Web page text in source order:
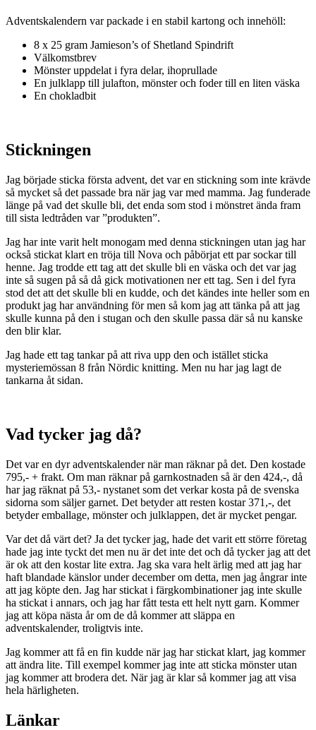
Adventskalendern var packade i en stabil kartong och innehöll:
8 x 25 gram Jamieson’s of Shetland Spindrift
Välkomstbrev
Mönster uppdelat i fyra delar, ihoprullade
En julklapp till julafton, mönster och foder till en liten väska
En chokladbit
Stickningen
Jag började sticka första advent, det var en stickning som inte krävde
så mycket så det passade bra när jag var med mamma. Jag funderade
länge på vad det skulle bli, det enda som stod i mönstret ända fram
till sista ledtråden var ”produkten”.
Jag har inte varit helt monogam med denna stickningen utan jag har
också stickat klart en tröja till Nova och påbörjat ett par sockar till
henne. Jag trodde ett tag att det skulle bli en väska och det var jag
inte så sugen på så då gick motivationen ner ett tag. Sen i del fyra
stod det att det skulle bli en kudde, och det kändes inte heller som en
produkt jag har användning för men så kom jag att tänka på att jag
skulle kunna på den i stugan och den skulle passa där så nu kanske
den blir klar.
Jag hade ett tag tankar på att riva upp den och istället sticka
mysteriemössan 8 från Nördic knitting. Men nu har jag lagt de
tankarna åt sidan.
Vad tycker jag då?
Det var en dyr adventskalender när man räknar på det. Den kostade
795,- + frakt. Om man räknar på garnkostnaden så är den 424,-, då
har jag räknat på 53,- nystanet som det verkar kosta på de svenska
sidorna som säljer garnet. Det betyder att resten kostar 371,-, det
betyder emballage, mönster och julklappen, det är mycket pengar.
Var det då värt det? Ja det tycker jag, hade det varit ett större företag
hade jag inte tyckt det men nu är det inte det och då tycker jag att det
är ok att den kostar lite extra. Jag ska vara helt ärlig med att jag har
haft blandade känslor under december om detta, men jag ångrar inte
att jag köpte den. Jag har stickat i färgkombinationer jag inte skulle
ha stickat i annars, och jag har fått testa ett helt nytt garn. Kommer
jag att köpa nästa år om de då kommer att släppa en
adventskalender, troligtvis inte.
Jag kommer att få en fin kudde när jag har stickat klart, jag kommer
att ändra lite. Till exempel kommer jag inte att sticka mönster utan
jag kommer att brodera det. När jag är klar så kommer jag att visa
hela härligheten.
Länkar